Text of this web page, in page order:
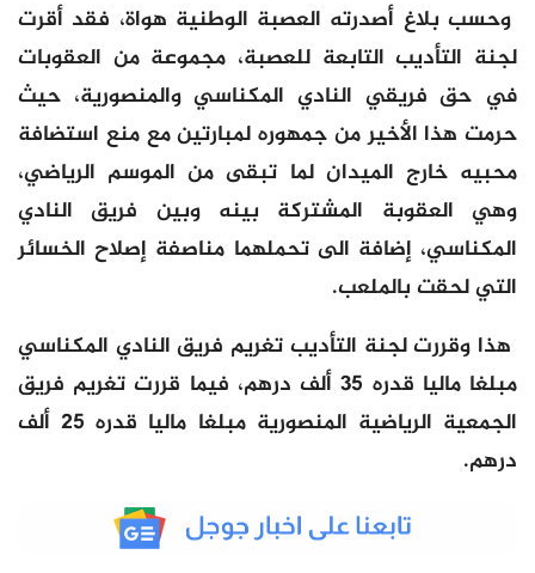
وحسب بلاغ أصدرته العصبة الوطنية هواة، فقد أقرت
لجنة التأديب التابعة للعصبة، مجموعة من العقوبات
في حق فريقي النادي المكناسي والمنصورية، حيث
حرمت هذا الأخير من جمهوره لمبارتين مع منع استضافة
محبيه خارج الميدان لما تبقى من الموسم الرياضي،
وهي العقوبة المشتركة بينه وبين فريق النادي
المكناسي، إضافة الى تحملهما مناصفة إصلاح الخسائر
التي لحقت بالملعب.
هذا وقررت لجنة التأديب تغريم فريق النادي المكناسي
مبلغا ماليا قدره 35 ألف درهم، فيما قررت تغريم فريق
الجمعية الرياضية المنصورية مبلغا ماليا قدره 25 ألف
درهم.